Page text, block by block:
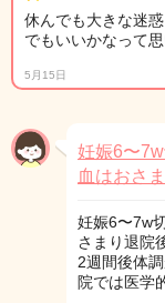
休んでも大きな迷
でもいいかなって
5月15日
妊娠6〜
血はおさ
妊娠6〜7w
さまり退院
2週間後体
院では医学